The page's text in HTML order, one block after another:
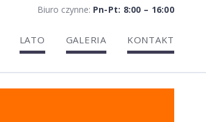
Biuro czynne: Pn-Pt: 8:00 – 16:00
LATO GALERIA KONTAKT